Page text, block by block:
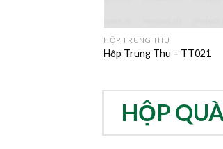
HỘP TRUNG THU
Hộp Trung Thu – TT021
HỘP